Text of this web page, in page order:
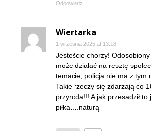
Odpowiedz
Wiertarka
1 września 2025 at 13:18
Jesteście chorzy!
może działać na resztę
temacie, policja nie ma z tym
Takie rzeczy się zdarzają co
przyroda!!! A jak przesadził to
piłka….naturą